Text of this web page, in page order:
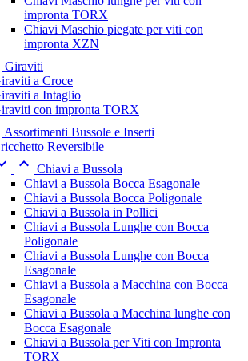
impronta TORX
Chiavi Maschio piegate per viti con
impronta XZN
Giraviti
a Croce
a Intaglio
con impronta TORX
Assortimenti Bussole e Inserti
Reversibile
 Chiavi a Bussola
Chiavi a Bussola Bocca Esagonale
Chiavi a Bussola Bocca Poligonale
Chiavi a Bussola in Pollici
Chiavi a Bussola Lunghe con Bocca
Poligonale
Chiavi a Bussola Lunghe con Bocca
Esagonale
Chiavi a Bussola a Macchina con Bocca
Esagonale
Chiavi a Bussola a Macchina lunghe con
Bocca Esagonale
Chiavi a Bussola per Viti con Impronta
TORX